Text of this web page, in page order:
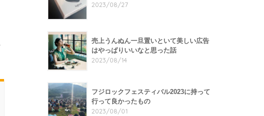
2023/08/27
売上うんぬん一旦置いといて美しい広告
はやっぱりいいなと思った話
2023/08/14
フジロックフェスティバル2023に持って
行って良かったもの
2023/08/01